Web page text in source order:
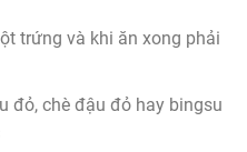
trứng và khi ăn xong phải
đỏ, chè đậu đỏ hay bingsu